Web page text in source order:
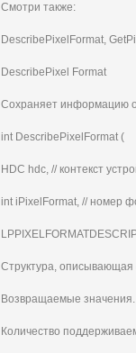
Смотри также:
DescribePixelFormat,
DescribePixel Format
Сохраняет информацию
int DescribePixelFormat (
HDC hdc, // контекст
int iPixelFormat, // номер
Структура,
Возвращаемые значения.
Количество